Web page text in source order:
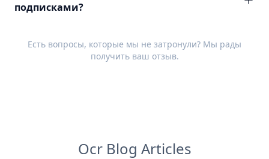
подписками?
Есть вопросы, которые мы не затронули? Мы рады
получить ваш отзыв.
Ocr Blog Articles